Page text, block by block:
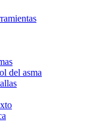
del asma